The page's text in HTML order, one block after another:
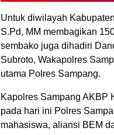
Untuk diwilayah
S.Pd, MM membagikan
sembako juga dihadiri
Subroto, Wakapolres
utama Polres Sampang.
Kapolres Sampang AKBP
pada hari ini Polres
mahasiswa, aliansi BEM